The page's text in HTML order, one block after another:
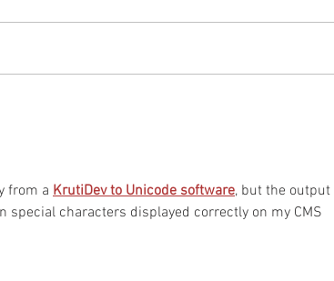
from a KrutiDev to Unicode software, but the output
special characters displayed correctly on my CMS